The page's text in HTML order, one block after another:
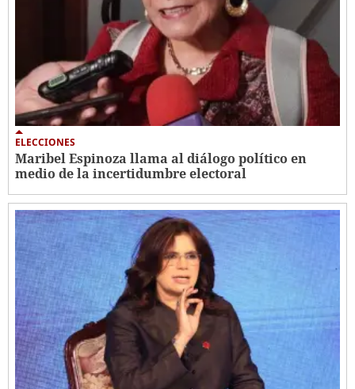
ELECCIONES
Maribel Espinoza llama al diálogo político en
medio de la incertidumbre electoral